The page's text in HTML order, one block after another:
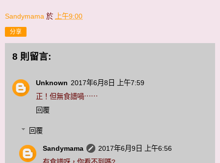
Sandymama 於 上午9:00
分享
8 則留言:
Unknown 2017年6月8日 上午7:59
正！但無食譜喎⋯⋯
回覆
回覆
Sandymama
2017年6月9日 上午6:56